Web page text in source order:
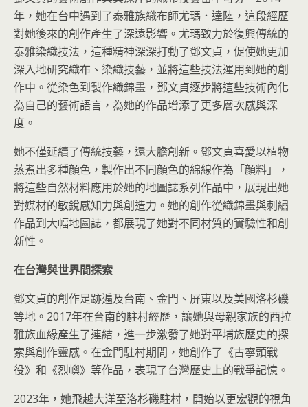
年，她在台中遇到了泰雅族織布師尤瑪．達陸，這段經歷
對她後來的創作產生了深遠影響。尤瑪致力於復興傳統的
泰雅染織技法，這種精神深深打動了鄧文貞，促使她更加
深入地研究織布、染織技藝，並將這些技法運用到她的創
作中。從染色到製作織錦畫，鄧文貞逐步將這些技術內化
為自己的藝術語言，為她的作品增添了更多層次感與深
度。
她不僅延續了傳統技藝，還大膽創新。鄧文貞喜愛以植物
蒸煮出多種顏色，製作出不同顏色的綿線作為「顏料」，
將這些自然材料應用於她的地圖誌系列作品中，展現出她
對媒材的敏銳感知力與創造力。她的創作從織錦畫與刺繡
作品到大幅地圖誌，都展現了她對不同材質的實驗性和創
新性。
在台灣與世界間探索
鄧文貞的創作足跡遍及台南、金門、屏東以及美國洛杉磯
等地。2017年在台南的駐村經歷，讓她與母親家族的西拉
雅族血緣產生了連結，進一步激發了她對平埔族歷史的探
索與創作靈感。在金門駐村期間，她創作了《古寧頭戰
役》和《烈嶼》等作品，表現了台灣歷史上的戰爭記憶。
2023年，她飛越大洋至洛杉磯駐村，開始以更宏觀的視角